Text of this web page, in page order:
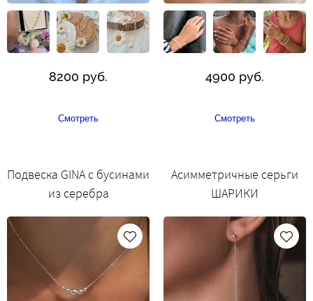
8200 руб.
Смотреть
4900 руб.
Смотреть
Подвеска GINA с бусинами
из серебра
Асимметричные серьги
ШАРИКИ